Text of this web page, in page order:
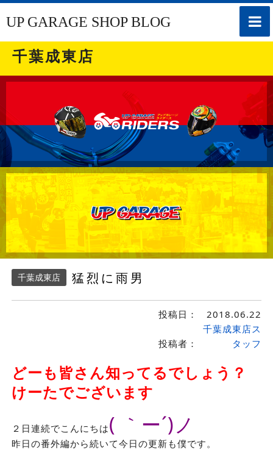
toggle
UP GARAGE SHOP BLOG
千葉成東店
千葉成東店 猛烈に雨男
投稿日： 2018.06.22
投稿者：
千葉成東店ス
タッフ
どーも皆さん知ってるでしょう？
けーたでございます
２日連続でこんにちは( ｀ー´)ノ
昨日の番外編から続いて今日の更新も僕です。